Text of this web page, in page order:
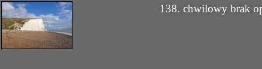
138. chwilowy brak